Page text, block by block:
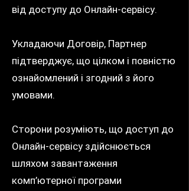
від доступу до Онлайн-сервісу.
Укладаючи Договір, Партнер
підтверджує, що цілком і повністю
ознайомлений і згодний з його
умовами.
Сторони розуміють, що доступ до
Онлайн-сервісу здійснюється
шляхом завантаження
комп’ютерної програми